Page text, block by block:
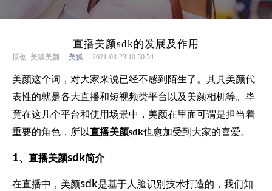
直播美颜sdk的发展及作用
原创: 美狐美颜 美狐 2021-03-23 10:50:54
美颜这个词，对大家来说已经不感到陌生了。其具美颜代
表性的就是各大直播和短视频类平台以及美颜相机等。毕
竟在这几个平台和使用场景中，美颜在里面可谓是担当着
重要的角色，所以直播美颜sdk也愈加受到大家的喜爱。
1、直播美颜sdk简介
在直播中，美颜sdk是基于人脸识别技术打造的，我们知